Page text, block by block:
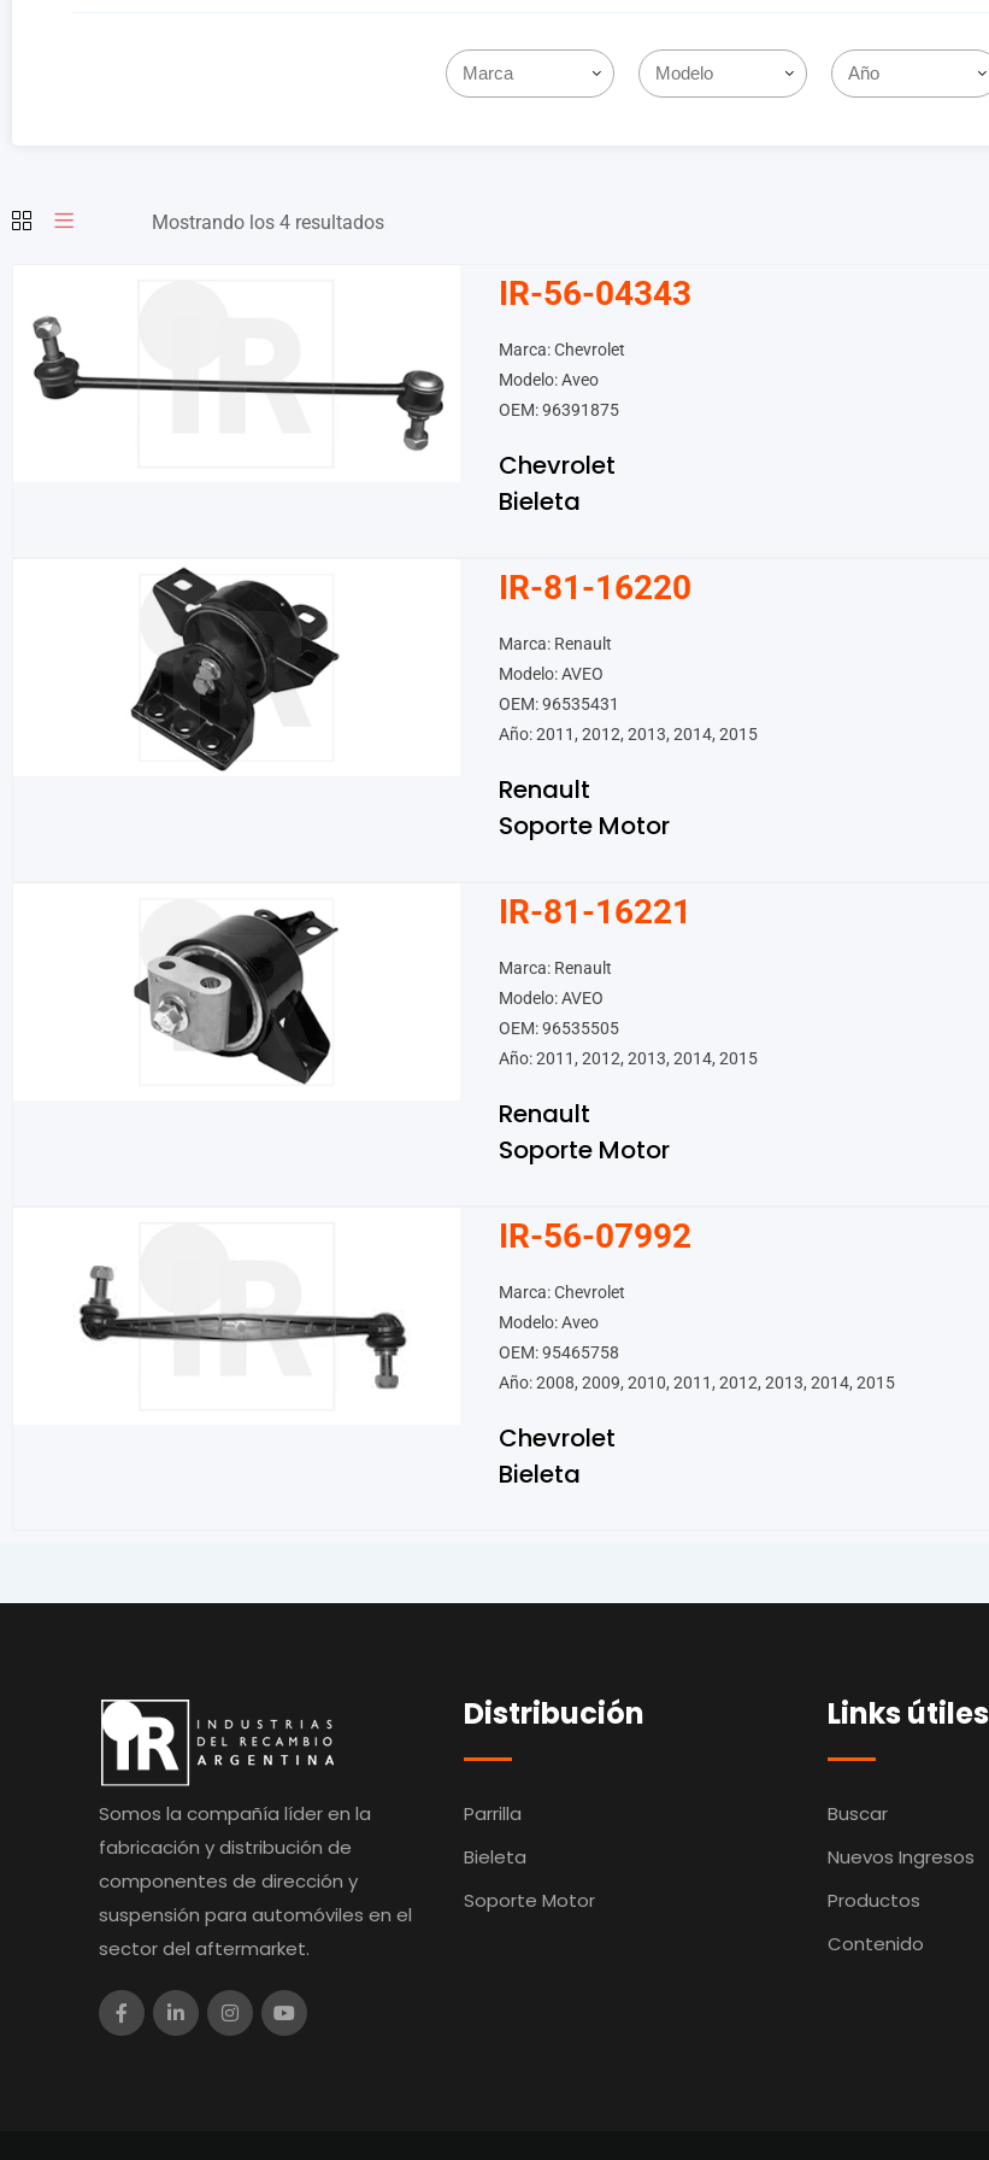
Mostrando los 4 resultados
IR-56-04343
Marca: Chevrolet
Modelo: Aveo
OEM: 96391875
Chevrolet
Bieleta
IR-81-16220
Marca: Renault
Modelo: AVEO
OEM: 96535431
Año: 2011, 2012, 2013, 2014, 2015
Renault
Soporte Motor
IR-81-16221
Marca: Renault
Modelo: AVEO
OEM: 96535505
Año: 2011, 2012, 2013, 2014, 2015
Renault
Soporte Motor
IR-56-07992
Marca: Chevrolet
Modelo: Aveo
OEM: 95465758
Año: 2008, 2009, 2010, 2011, 2012, 2013, 2014, 2015
Chevrolet
Bieleta
Somos la compañía líder en la
fabricación y distribución de
componentes de dirección y
suspensión para automóviles en el
sector del aftermarket.
Distribución
Parrilla
Bieleta
Soporte Motor
Links útiles
Buscar
Nuevos Ingresos
Productos
Contenido